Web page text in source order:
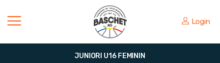
Login
JUNIORI U16 FEMININ